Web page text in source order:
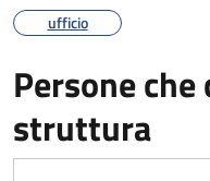
ufficio
Persone
struttura